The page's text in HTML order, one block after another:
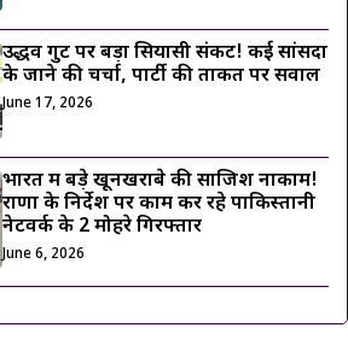
उद्धव गुट पर बड़ा सियासी संकट! कई सांसदों
के जाने की चर्चा, पार्टी की ताकत पर सवाल
June 17, 2026
भारत में बड़े खूनखराबे की साजिश नाकाम!
राणा के निर्देश पर काम कर रहे पाकिस्तानी
नेटवर्क के 2 मोहरे गिरफ्तार
June 6, 2026